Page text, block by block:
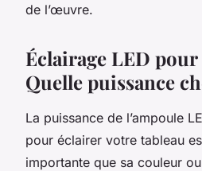
de l’œuvre.
Éclairage LED
Quelle puissance
La puissance de l’ampoule
pour éclairer votre tableau
importante que sa couleur